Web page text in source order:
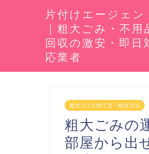
片付けエージェン
｜粗大ごみ・不用
回収の激安・即日
応業者
粗大ゴミの捨て方・処分方法
粗大ごみの
部屋から出